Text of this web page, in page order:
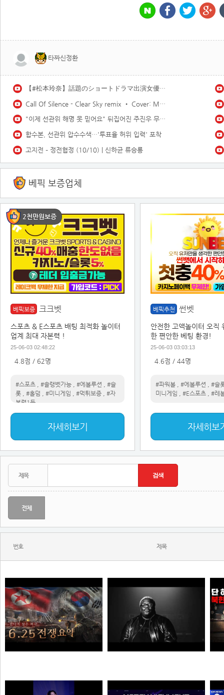
타짜신정환
【#松本玲奈】話題のショートドラマ出演女優が待望の水着グラビアに挑戦！――デジタル写真集『21歳の奇跡』好評発売中！ Reina Matsumoto
Call Of Silence - Clear Sky remix • Cover: Mirai | Atack on titan ost | Cover - Vtuber
"이제 선관위 해명 못 믿어요" 뒤집어진 주진우 무슨 일이길래
합수본, 선관위 압수수색…'투표율 허위 입력' 포착
고지전 – 정전협정 (10/10) | 신하균 류승룡
베픽 보증업체
2천만원보증
베픽보증 크크벳
스포츠 & E스포츠 배팅 최적화 놀이터
업계 최대 자본력 !
25-06-03 02:48:22
4.8점 / 62명
#스포츠 #솔랭벳가능 #에볼루션
#슬
롯
#홀덤 #미니게임 #먹튀보증
#자
본력1등
자세히보기
베픽추천 썬벳
안전한 고액놀이터 오직
한 편안한 베팅 환경!
25-06-03 03:03:13
4.6점 / 44명
#파워볼 #에볼루션
#슬
미니게임
#E스포츠 #레
자세히보
전체
번호 제목
질주머신
소주반샷